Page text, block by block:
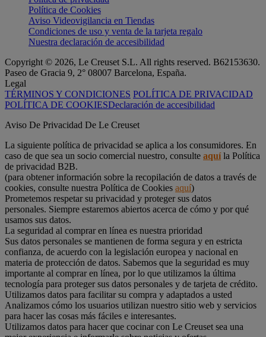
Política de Cookies
Aviso Videovigilancia en Tiendas
Condiciones de uso y venta de la tarjeta regalo
Nuestra declaración de accesibilidad
Copyright © 2026, Le Creuset S.L. All rights reserved. B62153630.
Paseo de Gracia 9, 2° 08007 Barcelona, España.
Legal
TÉRMINOS Y CONDICIONES POLÍTICA DE PRIVACIDAD
POLÍTICA DE COOKIESDeclaración de accesibilidad
Aviso De Privacidad De Le Creuset
La siguiente política de privacidad se aplica a los consumidores. En
caso de que sea un socio comercial nuestro, consulte aquíla Política
de privacidad B2B.
(para obtener información sobre la recopilación de datos a través de
cookies, consulte nuestra Política de Cookies aquí)
Prometemos respetar su privacidad y proteger sus datos
personales. Siempre estaremos abiertos acerca de cómo y por qué
usamos sus datos.
La seguridad al comprar en línea es nuestra prioridad
Sus datos personales se mantienen de forma segura y en estricta
confianza, de acuerdo con la legislación europea y nacional en
materia de protección de datos. Sabemos que la seguridad es muy
importante al comprar en línea, por lo que utilizamos la última
tecnología para proteger sus datos personales y de tarjeta de crédito.
Utilizamos datos para facilitar su compra y adaptados a usted
Analizamos cómo los usuarios utilizan nuestro sitio web y servicios
para hacer las cosas más fáciles e interesantes.
Utilizamos datos para hacer que cocinar con Le Creuset sea una